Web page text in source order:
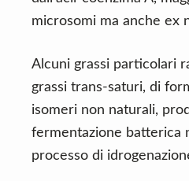
microsomi ma anche ex
Alcuni grassi particolari
grassi trans-saturi, di
isomeri non naturali,
fermentazione batterica
processo di